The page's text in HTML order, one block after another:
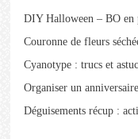
DIY Halloween – BO en
Couronne de fleurs
Cyanotype : trucs et
Organiser un
Déguisements récup :